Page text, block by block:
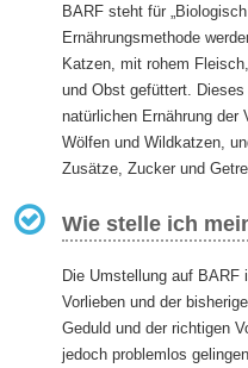
BARF steht für
Ernährungsmethode
Katzen, mit rohem
und Obst gefüttert.
natürlichen Ernährung der
Wölfen und Wildkatzen,
Zusätze, Zucker und
Wie stelle ich
Die Umstellung auf BARF
Vorlieben und der
Geduld und der richtigen
jedoch problemlos